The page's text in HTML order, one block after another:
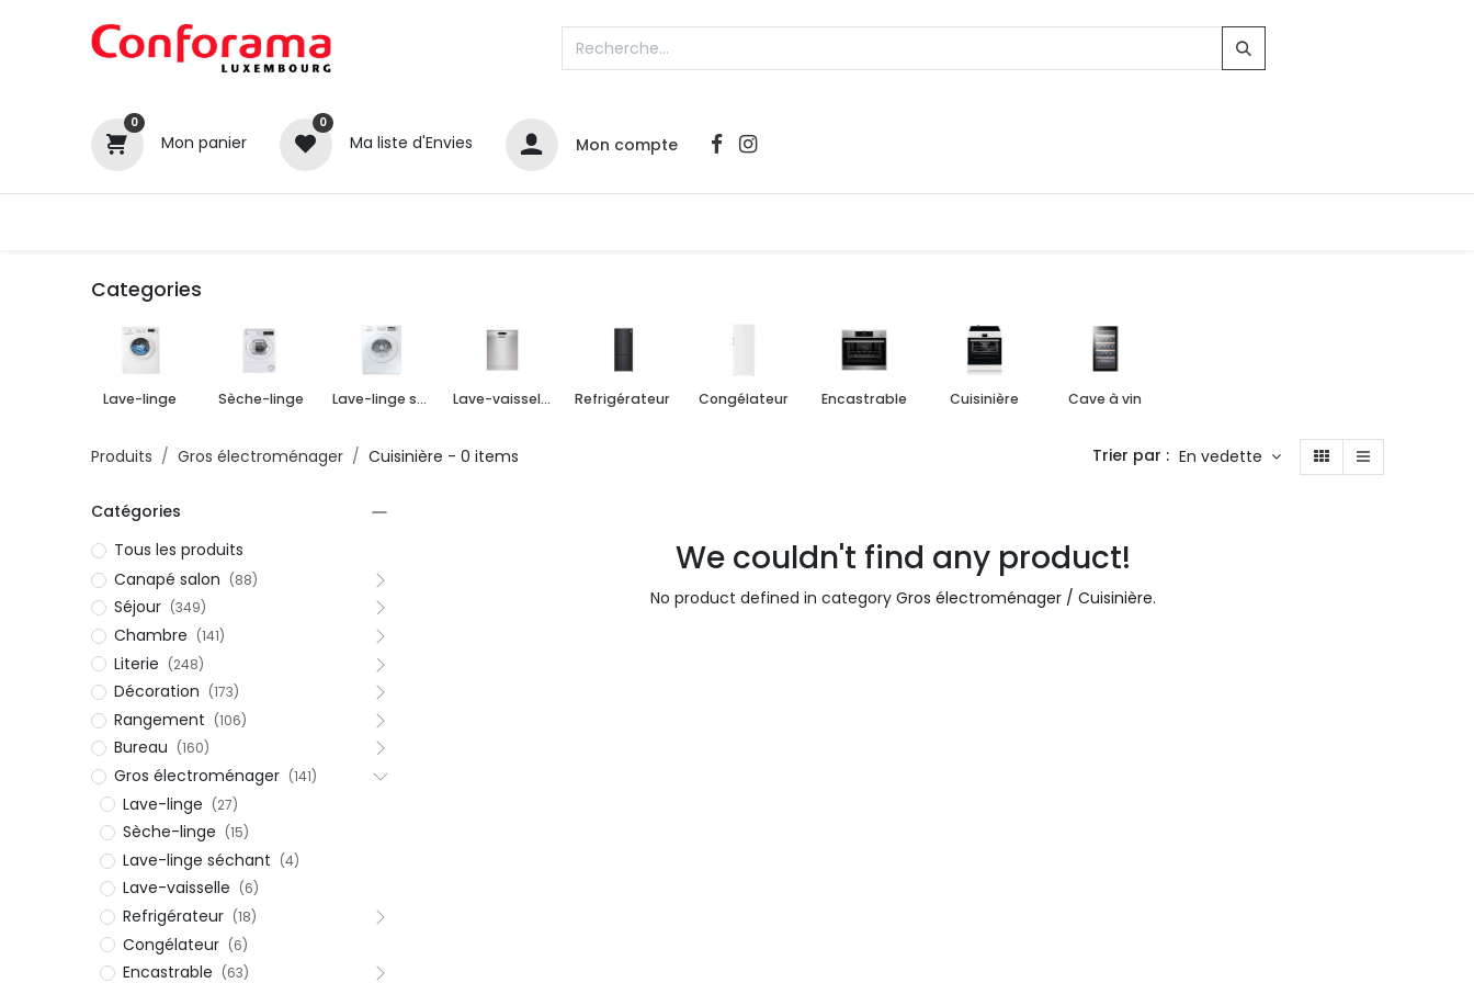
0
Mon panier
0
Ma liste d'Envies Mon compte
Categories
Lave-linge Sèche-linge Lave-linge séchant Lave-vaisselle Refrigérateur Congélateur Encastrable Cuisinière Cave à vin
Produits Gros électroménager Cuisinière - 0 items Trier par : En vedette
Catégories
Tous les produits
Canapé salon (88)
Séjour (349)
Chambre (141)
Literie (248)
Décoration (173)
Rangement (106)
Bureau (160)
Gros électroménager (141)
Lave-linge (27)
Sèche-linge (15)
Lave-linge séchant (4)
Lave-vaisselle (6)
Refrigérateur (18)
Congélateur (6)
Encastrable (63)
We couldn't find any product!
No product defined in category Gros électroménager / Cuisinière.